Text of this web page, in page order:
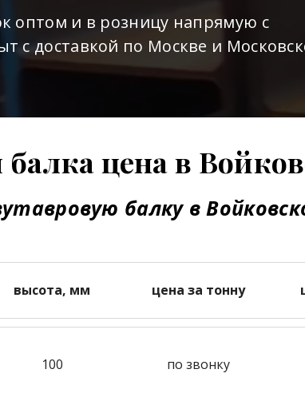
оптом и в розницу напрямую с
с доставкой по Москве и
балка цена в
балку в
высота, мм цена за тонну
100 по звонку